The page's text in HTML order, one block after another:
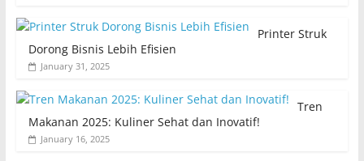
Printer Struk
Dorong Bisnis Lebih Efisien
January 31, 2025
Tren
Makanan 2025: Kuliner Sehat dan Inovatif!
January 16, 2025